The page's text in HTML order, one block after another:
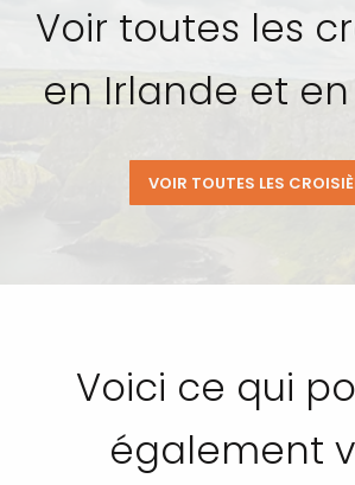
Voir toutes les
en Irlande et en
VOIR TOUTES LES
Voici ce qui
également